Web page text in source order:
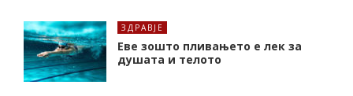
ЗДРАВЈЕ
Еве зошто пливањето е лек за
душата и телото